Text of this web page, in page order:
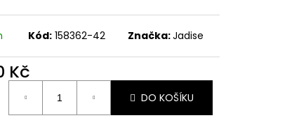
Kód: 158362-42 Značka:Jadise
Kč
DO KOŠÍKU